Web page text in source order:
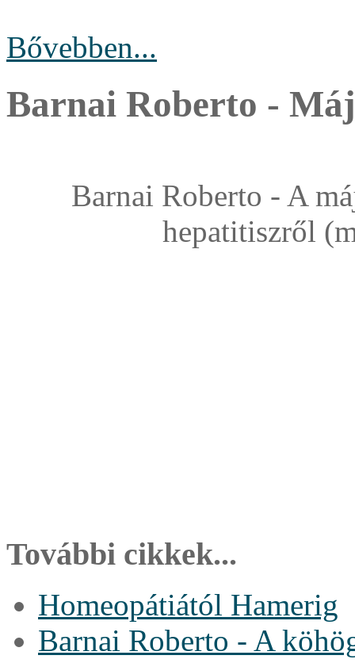
Bővebben...
Barnai Roberto -
Barnai Roberto - A
hepatitiszről
További cikkek...
Homeopátiától Hamerig
Barnai Roberto - A